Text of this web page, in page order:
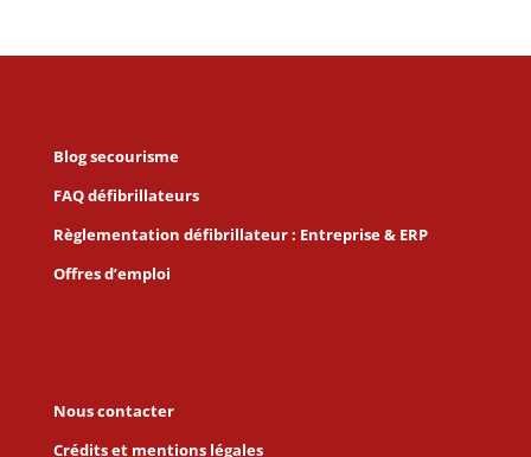
Blog secourisme
FAQ défibrillateurs
Règlementation défibrillateur : Entreprise & ERP
Offres d’emploi
Nous contacter
Crédits et mentions légales